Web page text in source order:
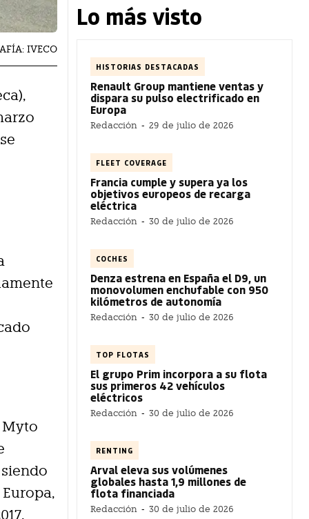
IVECO
Myto
Lo más visto
HISTORIAS DESTACADAS
Renault Group mantiene ventas y
dispara su pulso electrificado en
Europa
Redacción - 29 de julio de 2026
FLEET COVERAGE
Francia cumple y supera ya los
objetivos europeos de recarga
eléctrica
Redacción - 30 de julio de 2026
COCHES
Denza estrena en España el D9, un
monovolumen enchufable con 950
kilómetros de autonomía
Redacción - 30 de julio de 2026
TOP FLOTAS
El grupo Prim incorpora a su flota
sus primeros 42 vehículos
eléctricos
Redacción - 30 de julio de 2026
RENTING
Arval eleva sus volúmenes
globales hasta 1,9 millones de
flota financiada
Redacción - 30 de julio de 2026